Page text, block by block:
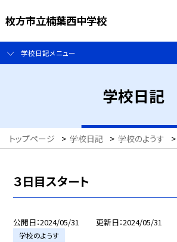
枚方市立楠葉西中学校
学校日記メニュー
学校日記
トップページ > 学校日記 > 学校のようす >
３日目スタート
公開日 2024/05/31 更新日 2024/05/31
学校のようす